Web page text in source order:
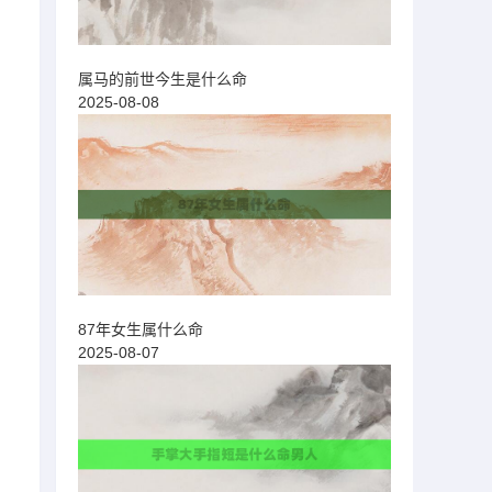
属马的前世今生是什么命
2025-08-08
87年女生属什么命
2025-08-07